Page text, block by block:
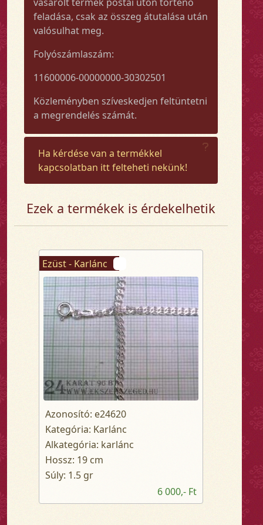
feladása, csak az összeg átutalása után
valósulhat meg.
Folyószámlaszám:
11600006-00000000-30302501
Közleményben szíveskedjen feltüntetni
a megrendelés számát.
Ha kérdése van a termékkel
kapcsolatban itt felteheti nekünk!
Ezek a termékek is érdekelhetik
Ezüst - Karlánc
Azonosító: e24620
Kategória: Karlánc
Alkategória: karlánc
Hossz: 19 cm
Súly: 1.5 gr
6 000,- Ft